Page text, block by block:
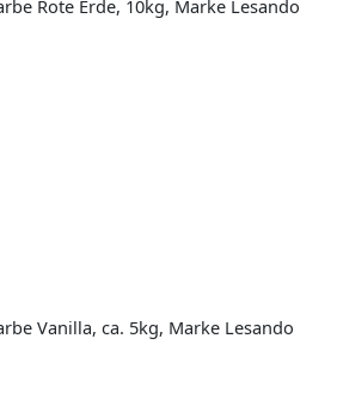
Rote Erde, 10kg, Marke Lesando
Vanilla, ca. 5kg, Marke Lesando